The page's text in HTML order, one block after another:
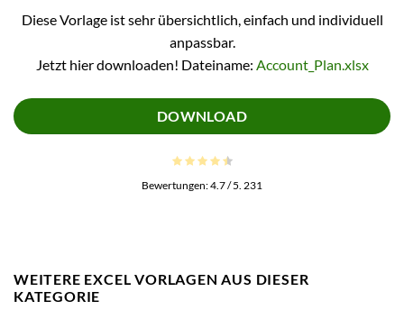
Diese Vorlage ist sehr übersichtlich, einfach und individuell
anpassbar.
Jetzt hier downloaden! Dateiname: Account_Plan.xlsx
DOWNLOAD
Bewertungen:4.7/ 5. 231
WEITERE EXCEL VORLAGEN AUS DIESER
KATEGORIE